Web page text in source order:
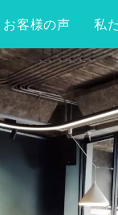
お客様の声 私